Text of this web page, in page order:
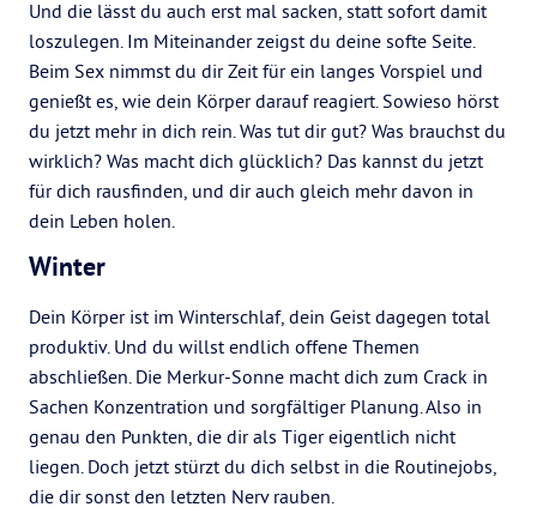
Und die lässt du auch erst mal sacken, statt sofort damit
loszulegen. Im Miteinander zeigst du deine softe Seite.
Beim Sex nimmst du dir Zeit für ein langes Vorspiel und
genießt es, wie dein Körper darauf reagiert. Sowieso hörst
du jetzt mehr in dich rein. Was tut dir gut? Was brauchst du
wirklich? Was macht dich glücklich? Das kannst du jetzt
für dich rausfinden, und dir auch gleich mehr davon in
dein Leben holen.
Winter
Dein Körper ist im Winterschlaf, dein Geist dagegen total
produktiv. Und du willst endlich offene Themen
abschließen. Die Merkur-Sonne macht dich zum Crack in
Sachen Konzentration und sorgfältiger Planung. Also in
genau den Punkten, die dir als Tiger eigentlich nicht
liegen. Doch jetzt stürzt du dich selbst in die Routinejobs,
die dir sonst den letzten Nerv rauben.